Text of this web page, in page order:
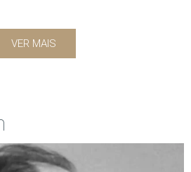
VER MAIS